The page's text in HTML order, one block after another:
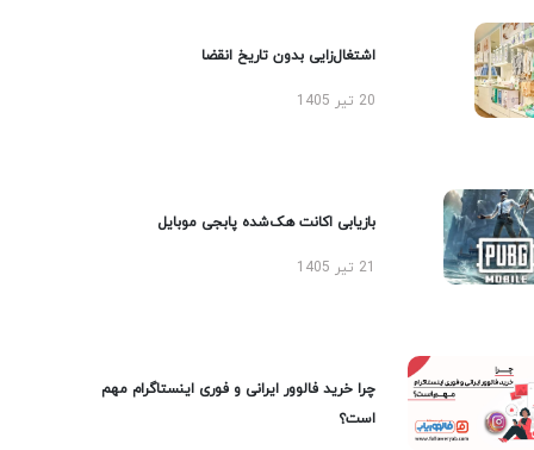
اشتغال‌زایی بدون تاریخ انقضا
20 تیر 1405
بازیابی اکانت هک‌شده پابجی موبایل
چرا خرید فالوور ایرانی و فوری اینستاگرام مهم
است؟